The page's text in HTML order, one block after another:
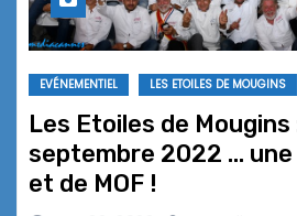
EVÉNEMENTIEL LES ETOILES DE MOUGINS
Les Etoiles de Mougins
septembre 2022 … une
et de MOF !